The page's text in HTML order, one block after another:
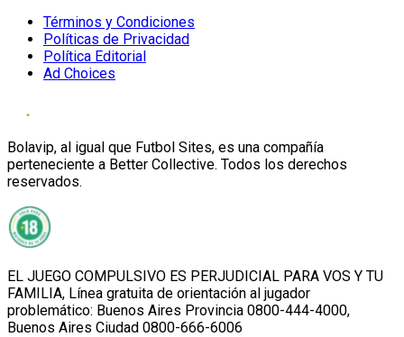
Términos y Condiciones
Políticas de Privacidad
Política Editorial
Ad Choices
Bolavip, al igual que Futbol Sites, es una compañía
perteneciente a Better Collective. Todos los derechos
reservados.
EL JUEGO COMPULSIVO ES PERJUDICIAL PARA VOS Y TU
FAMILIA, Línea gratuita de orientación al jugador
problemático: Buenos Aires Provincia 0800-444-4000,
Buenos Aires Ciudad 0800-666-6006